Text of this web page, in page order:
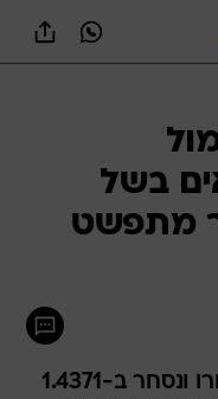
בשל
מתפשט
הדולר מתחזק ב-0.5% מול היורו ונסחר ב-1.4371